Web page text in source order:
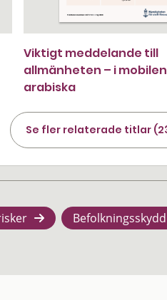
Viktigt meddelande till
allmänheten – i
arabiska
Se fler relaterade titlar
Befolkningsskydd